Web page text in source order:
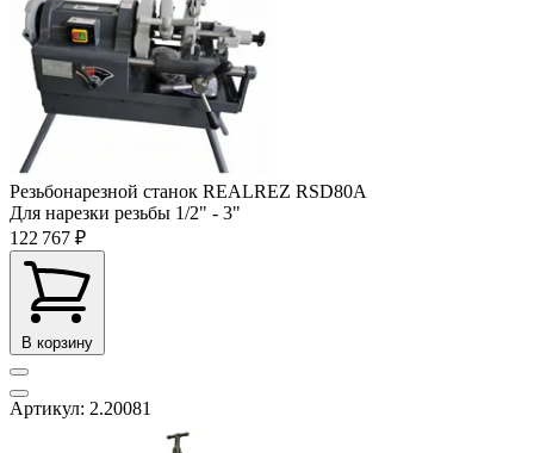
Резьбонарезной станок REALREZ RSD80A
Для нарезки резьбы 1/2" - 3"
122 767 ₽
В корзину
Артикул: 2.20081